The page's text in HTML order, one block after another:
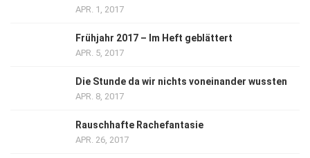
APR. 1, 2017
Frühjahr 2017 – Im Heft geblättert
APR. 5, 2017
Die Stunde da wir nichts voneinander wussten
APR. 8, 2017
Rauschhafte Rachefantasie
APR. 26, 2017